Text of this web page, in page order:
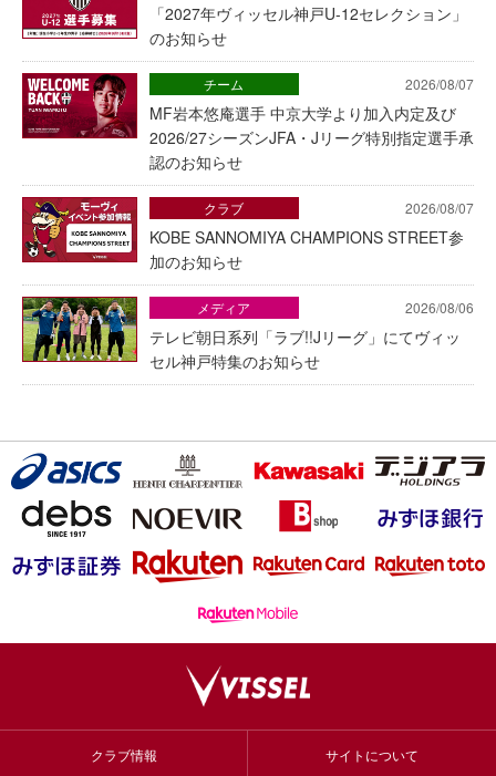
「2027年ヴィッセル神戸U-12セレクション」
のお知らせ
2026/08/07
MF岩本悠庵選手 中京大学より加入内定及び
2026/27シーズンJFA・Jリーグ特別指定選手承
認のお知らせ
チーム
2026/08/07
KOBE SANNOMIYA CHAMPIONS STREET参
加のお知らせ
クラブ
2026/08/06
テレビ朝日系列「ラブ!!Jリーグ」にてヴィッ
セル神戸特集のお知らせ
メディア
クラブ情報 サイトについて